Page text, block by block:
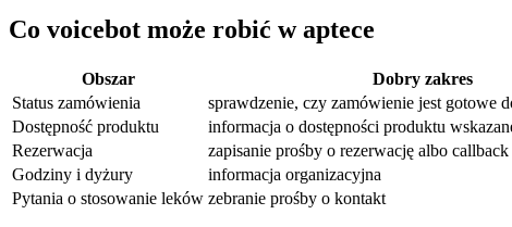
Co voicebot może robić w aptece
Obszar Dobry zakres
Status zamówienia
sprawdzenie, czy zamówienie jest gotowe
Dostępność produktu
informacja o dostępności produktu
Rezerwacja
zapisanie prośby o rezerwację albo callback
Godziny i dyżury
informacja organizacyjna
Pytania o stosowanie leków zebranie prośby o kontakt